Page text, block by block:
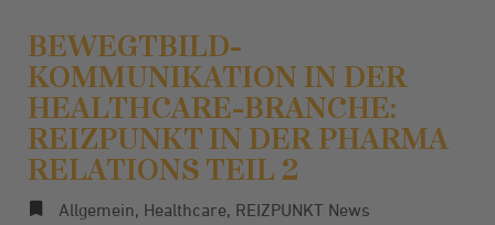
BEWEGTBILD-
KOMMUNIKATION IN DER
HEALTHCARE-BRANCHE:
REIZPUNKT IN DER PHARMA
RELATIONS TEIL 2
Allgemein, Healthcare, REIZPUNKT News